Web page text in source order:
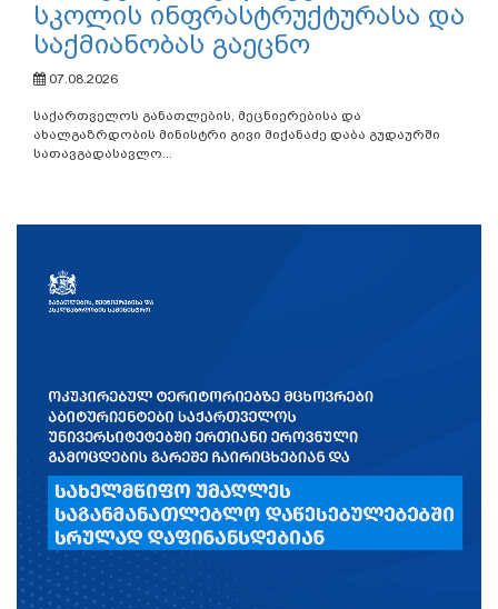
სკოლის ინფრასტრუქტურასა და
საქმიანობას გაეცნო
07.08.2026
საქართველოს განათლების, მეცნიერებისა და
ახალგაზრდობის მინისტრი გივი მიქანაძე დაბა გუდაურში
სათავგადასავლო...